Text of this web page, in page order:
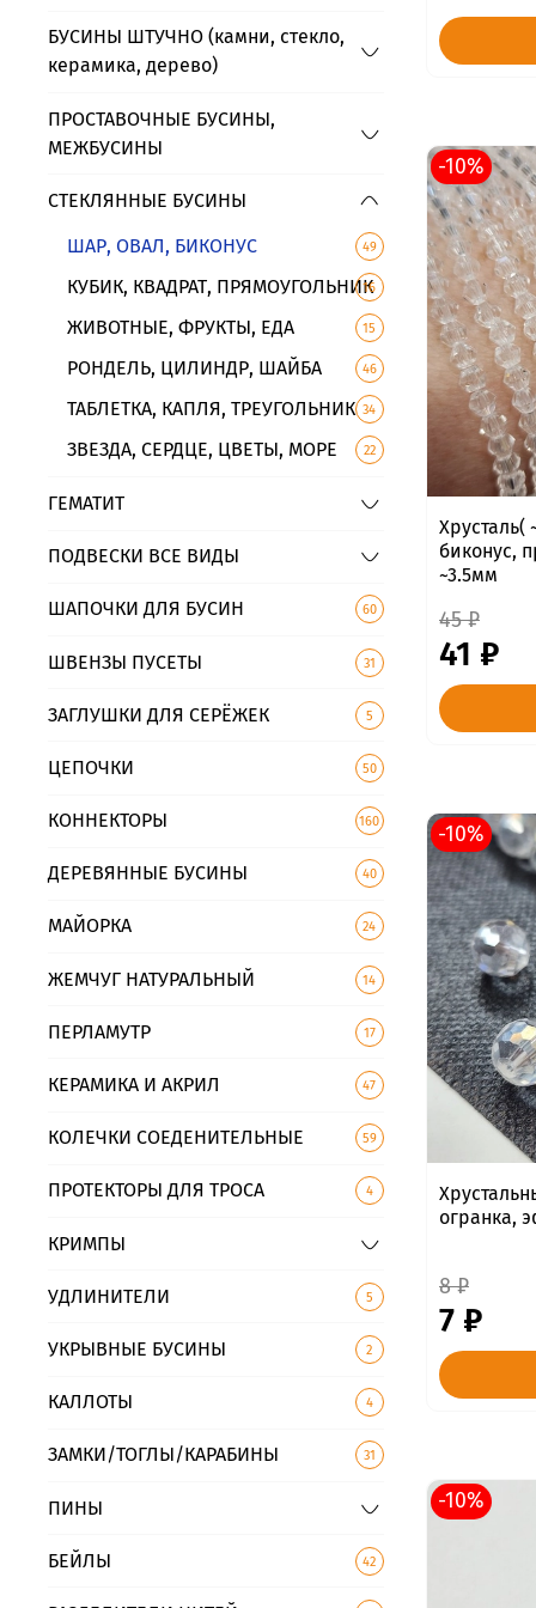
-10%
Хрусталь(
биконус,
~3.5мм
45 ₽
41 ₽
-10%
огранка,
8 ₽
7 ₽
-10%
БУСИНЫ ШТУЧНО (камни, стекло,
керамика, дерево)
ПРОСТАВОЧНЫЕ БУСИНЫ,
МЕЖБУСИНЫ
СТЕКЛЯННЫЕ БУСИНЫ
ШАР, ОВАЛ, БИКОНУС 49
КУБИК, КВАДРАТ, ПРЯМОУГОЛЬНИК
16
ЖИВОТНЫЕ, ФРУКТЫ, ЕДА 15
РОНДЕЛЬ, ЦИЛИНДР, ШАЙБА 46
ТАБЛЕТКА, КАПЛЯ, ТРЕУГОЛЬНИК 34
ЗВЕЗДА, СЕРДЦЕ, ЦВЕТЫ, МОРЕ 22
ГЕМАТИТ
ПОДВЕСКИ ВСЕ ВИДЫ
ШАПОЧКИ ДЛЯ БУСИН 60
ШВЕНЗЫ ПУСЕТЫ 31
ЗАГЛУШКИ ДЛЯ СЕРЁЖЕК 5
ЦЕПОЧКИ 50
КОННЕКТОРЫ 160
ДЕРЕВЯННЫЕ БУСИНЫ 40
МАЙОРКА 24
ЖЕМЧУГ НАТУРАЛЬНЫЙ 14
ПЕРЛАМУТР 17
КЕРАМИКА И АКРИЛ 47
КОЛЕЧКИ СОЕДЕНИТЕЛЬНЫЕ 59
ПРОТЕКТОРЫ ДЛЯ ТРОСА 4
КРИМПЫ
УДЛИНИТЕЛИ 5
УКРЫВНЫЕ БУСИНЫ 2
КАЛЛОТЫ 4
ЗАМКИ/ТОГЛЫ/КАРАБИНЫ 31
ПИНЫ
БЕЙЛЫ 42